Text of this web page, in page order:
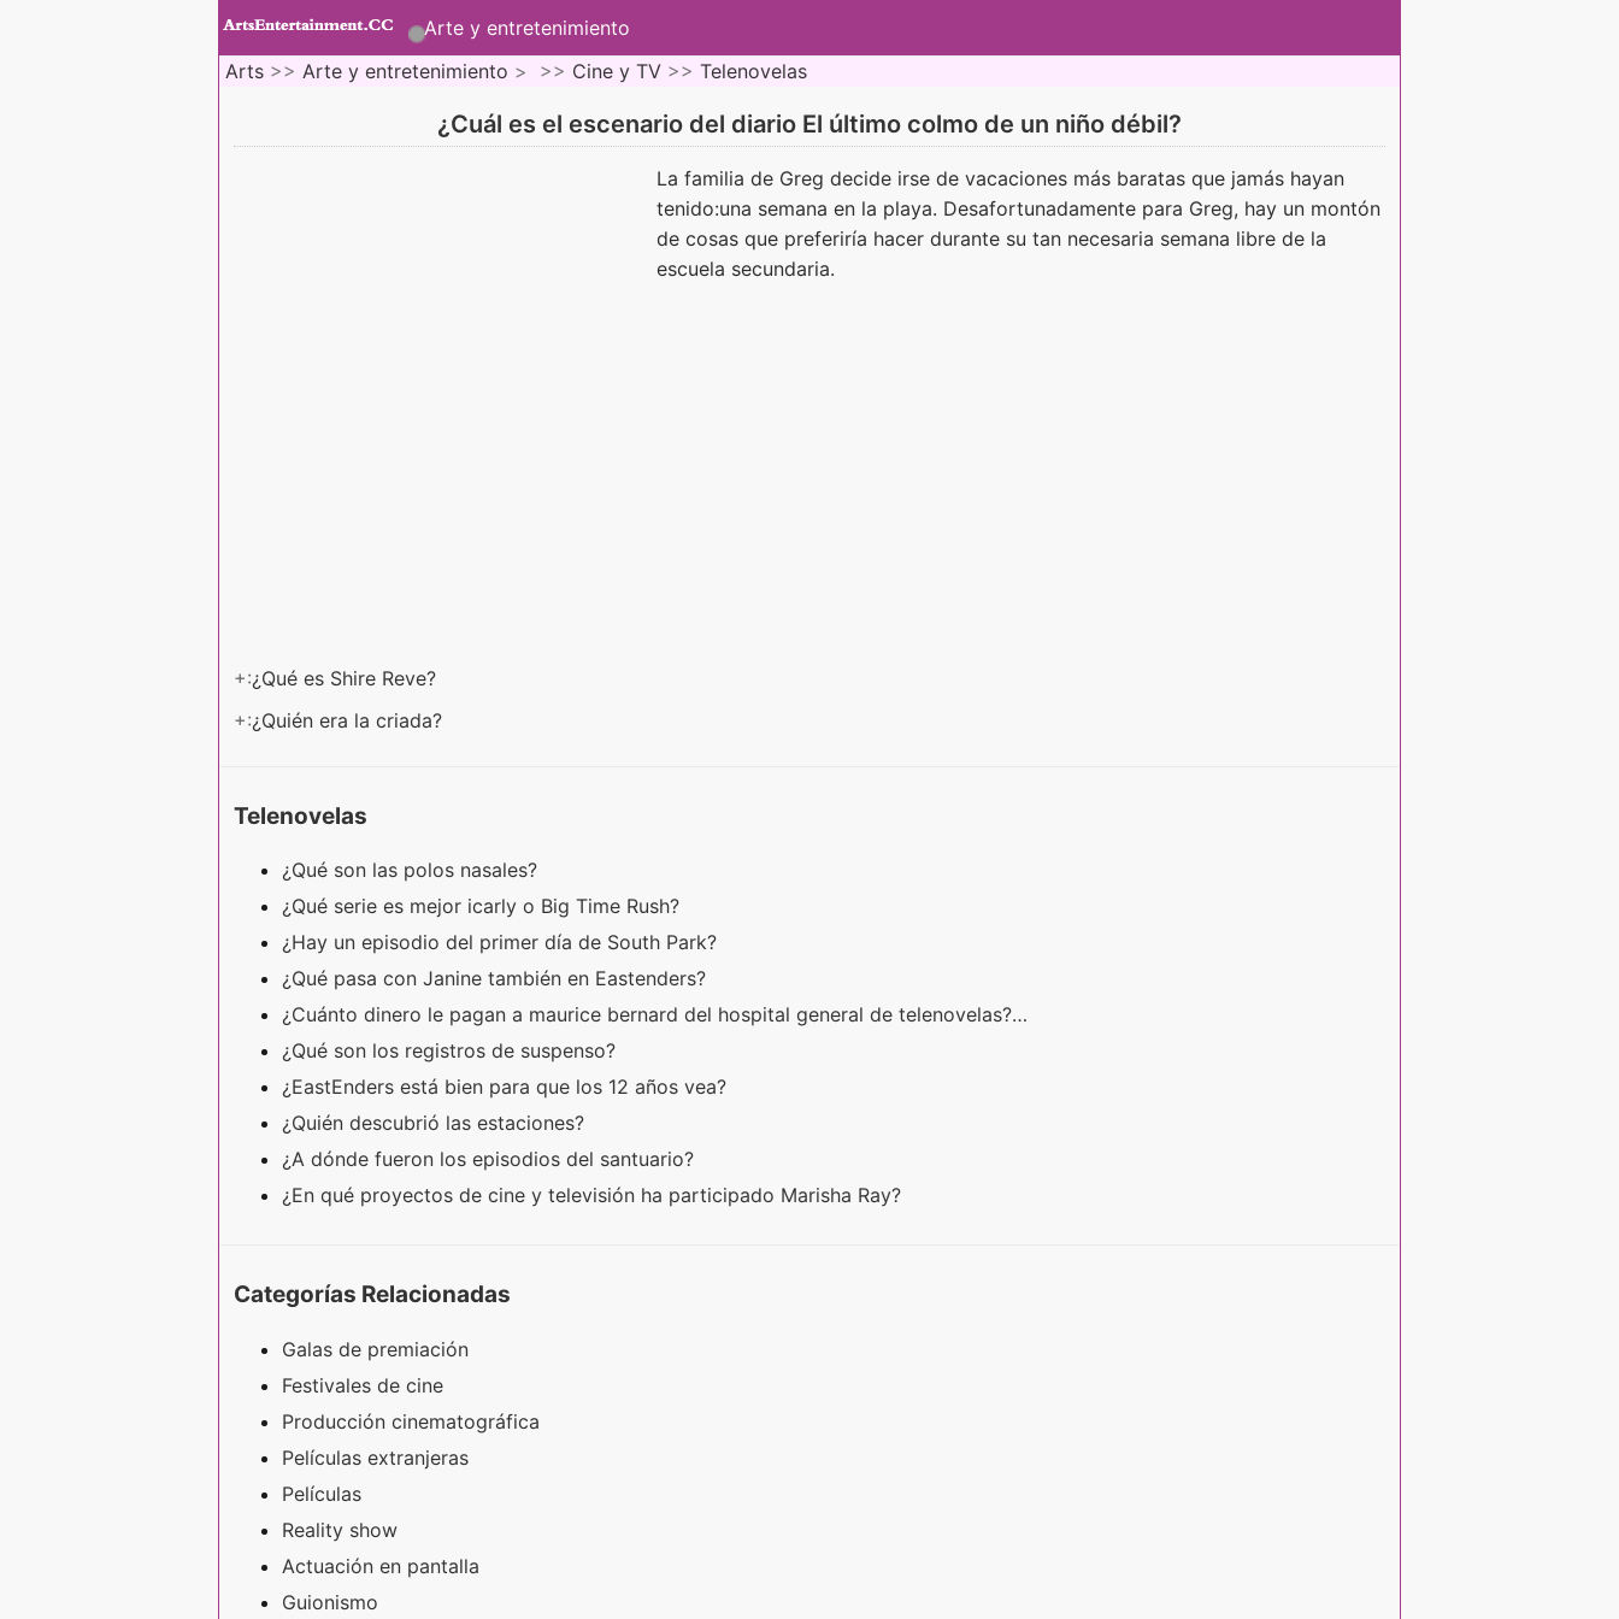
Arte y entretenimiento
Arts >> Arte y entretenimiento > >> Cine y TV >> Telenovelas
¿Cuál es el escenario del diario El último colmo de un niño débil?
La familia de Greg decide irse de vacaciones más baratas que jamás hayan
tenido:una semana en la playa. Desafortunadamente para Greg, hay un montón
de cosas que preferiría hacer durante su tan necesaria semana libre de la
escuela secundaria.
+:¿Qué es Shire Reve?
+:¿Quién era la criada?
Telenovelas
¿Qué son las polos nasales?
¿Qué serie es mejor icarly o Big Time Rush?
¿Hay un episodio del primer día de South Park?
¿Qué pasa con Janine también en Eastenders?
¿Cuánto dinero le pagan a maurice bernard del hospital general de telenovelas?…
¿Qué son los registros de suspenso?
¿EastEnders está bien para que los 12 años vea?
¿Quién descubrió las estaciones?
¿A dónde fueron los episodios del santuario?
¿En qué proyectos de cine y televisión ha participado Marisha Ray?
Categorías Relacionadas
Galas de premiación
Festivales de cine
Producción cinematográfica
Películas extranjeras
Películas
Reality show
Actuación en pantalla
Guionismo